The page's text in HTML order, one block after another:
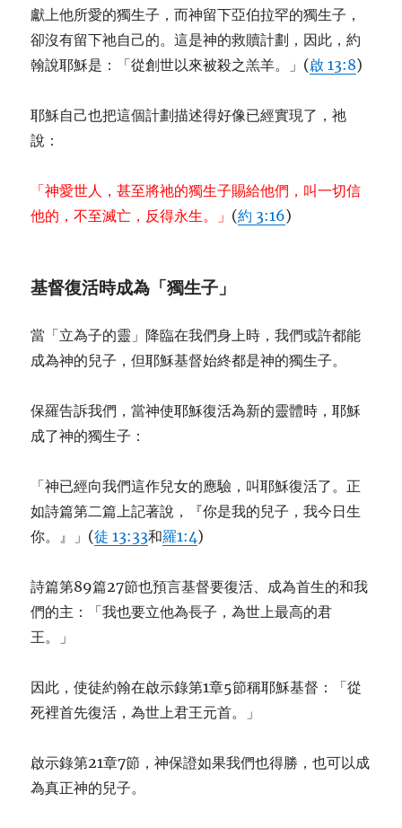
獻上他所愛的獨生子，而神留下亞伯拉罕的獨生子，
卻沒有留下祂自己的。這是神的救贖計劃，因此，約
翰說耶穌是：「從創世以來被殺之羔羊。」(啟 13:8)
耶穌自己也把這個計劃描述得好像已經實現了，祂
說：
「神愛世人，甚至將祂的獨生子賜給他們，叫一切信
他的，不至滅亡，反得永生。」 (約 3:16)
基督復活時成為 「獨生子 」
當「立為子的靈」降臨在我們身上時，我們或許都能
成為神的兒子，但耶穌基督始終都是神的獨生子。
保羅告訴我們，當神使耶穌復活為新的靈體時，耶穌
成了神的獨生子：
「神已經向我們這作兒女的應驗，叫耶穌復活了。正
如詩篇第二篇上記著說，『你是我的兒子，我今日生
你。』」(徒 13:33和羅1:4)
詩篇第89篇27節也預言基督要復活、成為首生的和我
們的主：「我也要立他為長子，為世上最高的君
王。」
因此，使徒約翰在啟示錄第1章5節稱耶穌基督：「從
死裡首先復活，為世上君王元首。」
啟示錄第21章7節，神保證如果我們也得勝，也可以成
為真正神的兒子。